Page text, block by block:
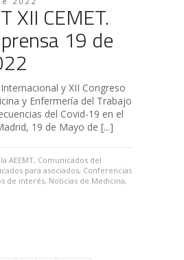
XII CEMET.
19 de
y XII Congreso
y Enfermería del Trabajo
del Covid-19 en el
19 de Mayo de [...]
AEEMT, Comunicados del
para asociados, Conferencias
de interés, Noticias de Medicina,